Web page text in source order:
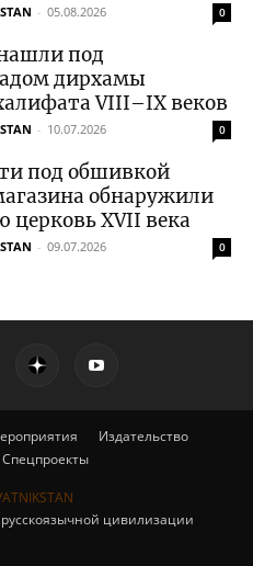
- 05.08.2026 0
под
дирхамы
VIII–IX веков
- 10.07.2026 0
под обшивкой
обнаружили
церковь XVII века
- 09.07.2026 0
Издательство
Спецпроекты
цивилизации